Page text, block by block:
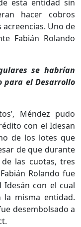
esta entidad sin
hacer cobros
Uno de
Fabián Rolando
se habrían
para el Desarrollo
Méndez pudo
con el Idesan
de los lotes que
de que durante
las cuotas, tres
Rolando fue
con el cual
misma entidad.
desembolsado a